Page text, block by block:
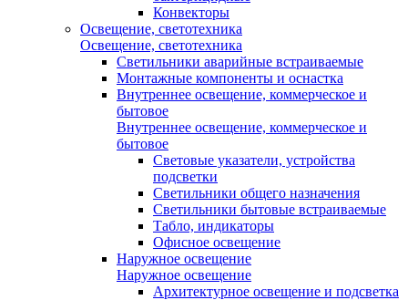
Конвекторы
Освещение, светотехника
Освещение, светотехника
Светильники аварийные встраиваемые
Монтажные компоненты и оснастка
Внутреннее освещение, коммерческое и
бытовое
Внутреннее освещение, коммерческое и
бытовое
Световые указатели, устройства
подсветки
Светильники общего назначения
Светильники бытовые встраиваемые
Табло, индикаторы
Офисное освещение
Наружное освещение
Наружное освещение
Архитектурное освещение и подсветка